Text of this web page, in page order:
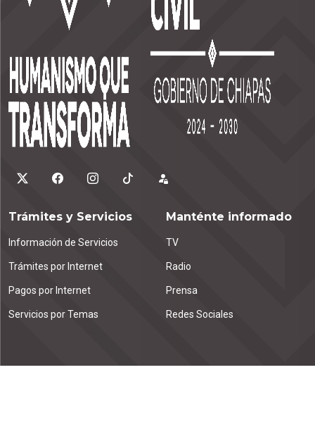
Trámites y Servicios
Información de Servicios
Trámites por Internet
Pagos por Internet
Servicios por Temas
Manténte informado
TV
Radio
Prensa
Redes Sociales